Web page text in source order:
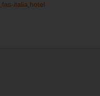
fas-italia hotel